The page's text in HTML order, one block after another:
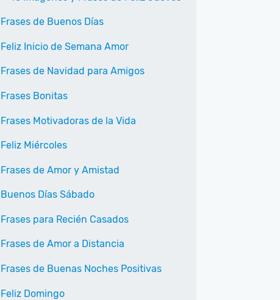
Frases de Buenos Días
Feliz Inicio de Semana Amor
Frases de Navidad para Amigos
Frases Bonitas
Frases Motivadoras de la Vida
Feliz Miércoles
Frases de Amor y Amistad
Buenos Días Sábado
Frases para Recién Casados
Frases de Amor a Distancia
Frases de Buenas Noches Positivas
Feliz Domingo